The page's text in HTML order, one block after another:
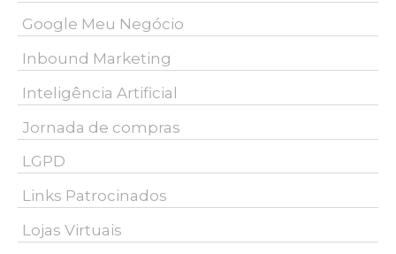
Google Meu Negócio
Inbound Marketing
Inteligência Artificial
Jornada de compras
LGPD
Links Patrocinados
Lojas Virtuais